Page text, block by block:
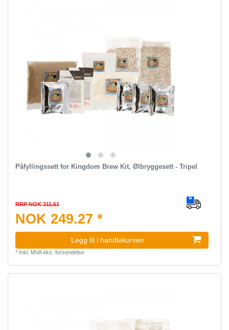
Påfyllingssett for Kingdom Brew Kit, Ølbryggesett - Tripel
RRP NOK 311.61
NOK 249.27 *
Legg til i handlekurven
* Inkl. MVAeks. forsendelse